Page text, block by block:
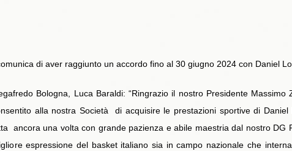
di aver raggiunto un accordo fino al 30 giugno 2024 con Daniel
Bologna, Luca Baraldi: “Ringrazio il nostro Presidente Massimo
alla nostra Società di acquisire le prestazioni sportive di Daniel
ancora una volta con grande pazienza e abile maestria dal nostro DG
espressione del basket italiano sia in campo nazionale che